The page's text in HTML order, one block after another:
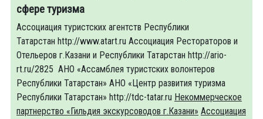
сфере туризма
Ассоциация туристских агентств Республики
Татарстан http://www.atart.ru Ассоциация Рестораторов и
Отельеров г.Казани и Республики Татарстан http://ario-
rt.ru/2825 АНО «Ассамблея туристских волонтеров
Республики Татарстан» АНО «Центр развития туризма
Республики Татарстан» http://tdc-tatar.ru Некоммерческое
партнерство «Гильдия экскурсоводов г.Казани» Ассоциация